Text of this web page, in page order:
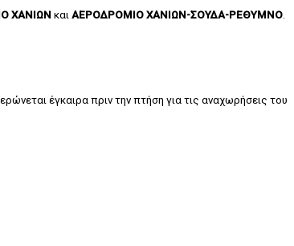
ΧΑΝΙΩΝ και ΑΕΡΟΔΡΟΜΙΟ ΧΑΝΙΩΝ-ΣΟΥΔΑ-ΡΕΘΥΜΝΟ
έγκαιρα πριν την πτήση για τις αναχωρήσεις του